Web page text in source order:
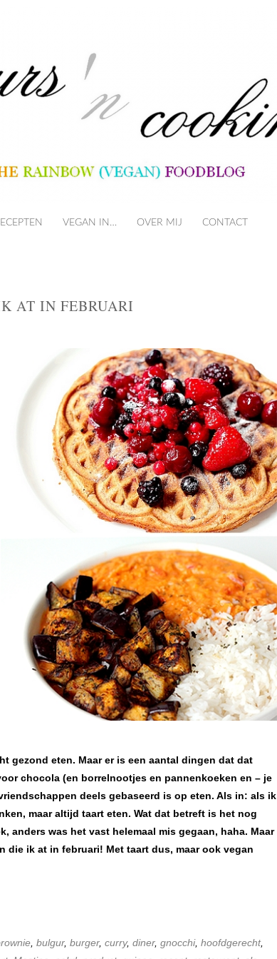
SKIP TO CONTENT
VEGAN IN… OVER MIJ CONTACT
AT IN FEBRUARI
gezond eten. Maar er is een aantal dingen dat dat
chocola (en borrelnootjes en pannenkoeken en – je
deels gebaseerd is op eten. Als in: als ik
maar altijd taart eten. Wat dat betreft is het nog
anders was het vast helemaal mis gegaan, haha. Maar
ik at in februari! Met taart dus, maar ook vegan
bulgur, burger, curry, diner, gnocchi, hoofdgerecht,